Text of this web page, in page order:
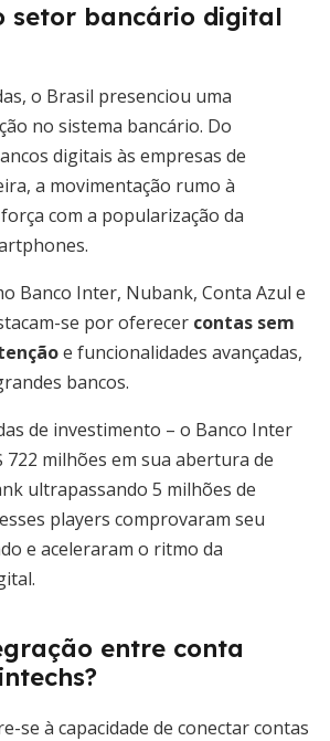
setor bancário digital
o Brasil presenciou uma
no sistema bancário. Do
digitais às empresas de
a movimentação rumo à
com a popularização da
Banco Inter, Nubank, Conta Azul e
se por oferecer contas sem
e funcionalidades avançadas,
bancos.
de investimento – o Banco Inter
722 milhões em sua abertura de
ultrapassando 5 milhões de
players comprovaram seu
e aceleraram o ritmo da
entre conta
se à capacidade de conectar contas